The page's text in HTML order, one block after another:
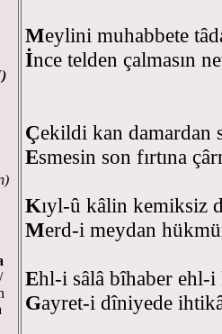
Meylini muhabbete
İnce telden çalmasın
Çekildi kan damardan
Esmesin son fırtına
Kıyl-û kâlin kemiksiz
Merd-i meydan
Ehl-i sâlâ bîhaber ehl-i
Gayret-i dîniyede